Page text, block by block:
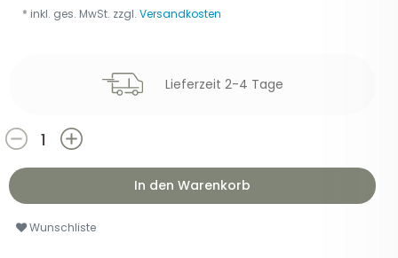
Lieferzeit 2-4 Tage
In den Warenkorb
Wunschliste
* inkl. ges. MwSt. zzgl. Versandkosten